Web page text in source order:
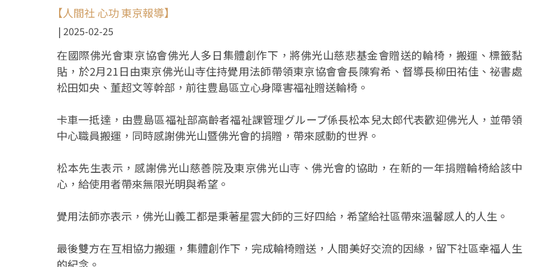
【人間社 心功 東京報導】
2025-02-25
在國際佛光會東京協會佛光人多日集體創作下，將佛光山慈悲基金會贈送的輪椅，搬運、標籤黏
貼，於2月21日由東京佛光山寺住持覺用法師帶領東京協會會長陳宥希、督導長柳田祐佳、祕書處
松田如央、董超文等幹部，前往豊島區立心身障害福祉贈送輪椅。
卡車一抵達，由豊島區福祉部高齡者福祉課管理グループ係長松本兒太郎代表歡迎佛光人，並帶領
中心職員搬運，同時感謝佛光山暨佛光會的捐贈，帶來感動的世界。
松本先生表示，感謝佛光山慈善院及東京佛光山寺、佛光會的協助，在新的一年捐贈輪椅給該中
心，給使用者帶來無限光明與希望。
覺用法師亦表示，佛光山義工都是秉著星雲大師的三好四給，希望給社區帶來溫馨感人的人生。
最後雙方在互相協力搬運，集體創作下，完成輪椅贈送，人間美好交流的因緣，留下社區幸福人生